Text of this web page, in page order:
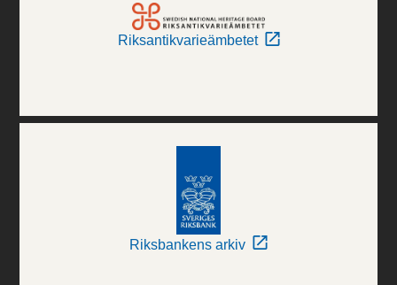
Riksantikvarieämbetet
Riksbankens arkiv